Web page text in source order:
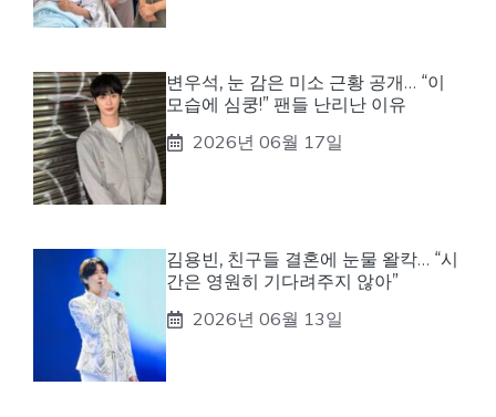
변우석, 눈 감은 미소 근황 공개… “이
모습에 심쿵!” 팬들 난리난 이유
2026년 06월 17일
김용빈, 친구들 결혼에 눈물 왈칵… “시
간은 영원히 기다려주지 않아”
2026년 06월 13일